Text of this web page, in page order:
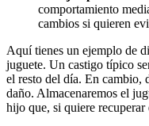
comportamiento
cambios si quieren
Aquí tienes un ejemplo de
juguete. Un castigo típico
el resto del día. En cambio,
daño. Almacenaremos el
hijo que, si quiere